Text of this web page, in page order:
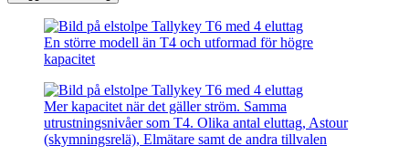
En större modell än T4 och utformad för högre
kapacitet
Mer kapacitet när det gäller ström. Samma
utrustningsnivåer som T4. Olika antal eluttag, Astour
(skymningsrelä), Elmätare samt de andra tillvalen